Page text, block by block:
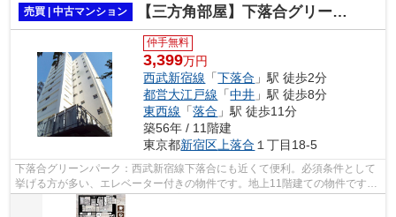
売買 | 中古マンション 【三方角部屋】下落合グリーンパーク
仲手無料
3,399万円
西武新宿線 「下落合 」駅 徒歩2分
都営大江戸線 「中井 」駅 徒歩8分
東西線 「落合 」駅 徒歩11分
築56年 / 11階建
東京都新宿区 上落合 １丁目18-5
下落合グリーンパーク：西武新宿線下落合にも近くて便利。必須条件として
挙げる方が多い、エレベーター付きの物件です。地上11階建ての物件です。
多くの方に好評な、清潔感のある室内...